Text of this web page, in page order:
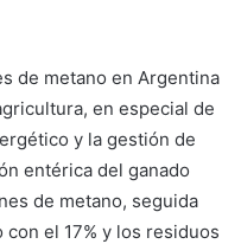
de metano en Argentina
en especial de
y la gestión de
entérica del ganado
de metano, seguida
el 17% y los residuos